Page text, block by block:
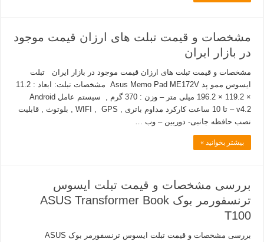
مشخصات و قیمت تبلت های ارزان قیمت موجود
در بازار ایران
مشخصات و قیمت تبلت های ارزان قیمت موجود در بازار ایران تبلت
ایسوس ممو پد Asus Memo Pad ME172V مشخصات تبلت: ابعاد : 11.2
× 119.2 × 196.2 میلی متر – وزن : 370 گرم , سیستم عامل Android
v4.2 – تا 10 ساعت کارکرد مداوم باتری , WIFI , GPS , بلوتوث , قابلیت
نصب حافظه جانبی- دوربین – وب …
بیشتر بخوانید »
بررسی مشخصات و قیمت تبلت ایسوس
ترنسفورمر بوک ASUS Transformer Book
T100
بررسی مشخصات و قیمت تبلت ایسوس ترنسفورمر بوک ASUS